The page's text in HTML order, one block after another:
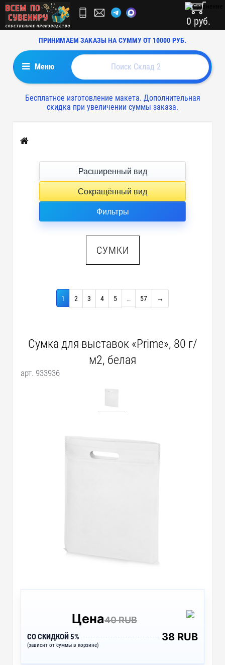
ПРИНИМАЕМ ЗАКАЗЫ НА СУММУ ОТ 10000 РУБ.
0 руб.
Меню
Бесплатное изготовление макета. Дополнительная
скидка при увеличении суммы заказа.
Главная
Расширенный вид
Сокращённый вид
Фильтры
СУМКИ
1 2 3 4 5 … 57 →
Сумка для выставок «Prime», 80 г/
м2, белая
арт. 933936
Цена40 RUB
СО СКИДКОЙ 5%
(зависит от суммы в корзине)
38 RUB